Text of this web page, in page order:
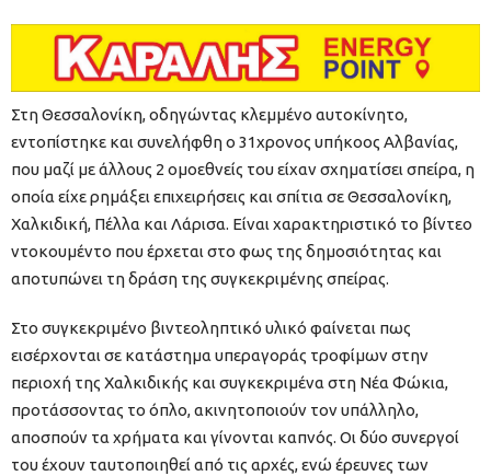
Στη Θεσσαλονίκη, οδηγώντας κλεμμένο αυτοκίνητο,
εντοπίστηκε και συνελήφθη ο 31χρονος υπήκοος Αλβανίας,
που μαζί με άλλους 2 ομοεθνείς του είχαν σχηματίσει σπείρα, η
οποία είχε ρημάξει επιχειρήσεις και σπίτια σε Θεσσαλονίκη,
Χαλκιδική, Πέλλα και Λάρισα. Είναι χαρακτηριστικό το βίντεο
ντοκουμέντο που έρχεται στο φως της δημοσιότητας και
αποτυπώνει τη δράση της συγκεκριμένης σπείρας.
Στο συγκεκριμένο βιντεοληπτικό υλικό φαίνεται πως
εισέρχονται σε κατάστημα υπεραγοράς τροφίμων στην
περιοχή της Χαλκιδικής και συγκεκριμένα στη Νέα Φώκια,
προτάσσοντας το όπλο, ακινητοποιούν τον υπάλληλο,
αποσπούν τα χρήματα και γίνονται καπνός. Οι δύο συνεργοί
του έχουν ταυτοποιηθεί από τις αρχές, ενώ έρευνες των